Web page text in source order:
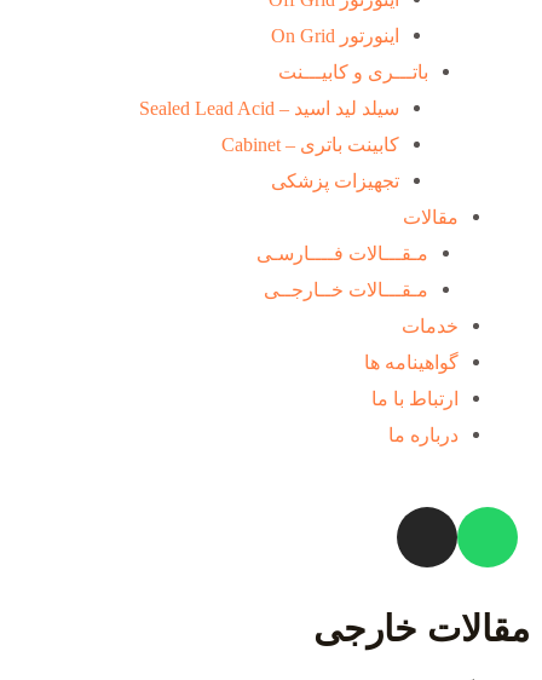
اینورتور On Grid
باتـــری و کابیـــنت
سیلد لید اسید – Sealed Lead Acid
کابینت باتری – Cabinet
تجهیزات پزشکی
مقالات
مـقـــالات فــــارسـی
مـقـــالات خــارجــی
خدمات
گواهینامه ها
ارتباط با ما
درباره ما
مقالات خارجی